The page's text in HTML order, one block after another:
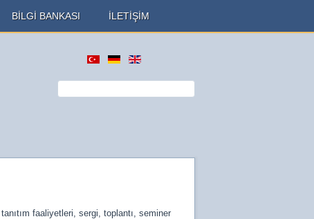
BİLGİ BANKASI İLETİŞİM
faaliyetleri, sergi, toplantı, seminer